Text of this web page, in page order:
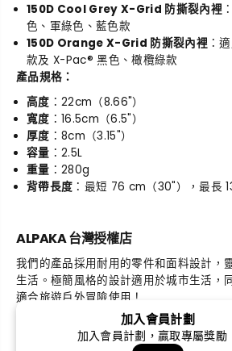
150D Cool Grey X-Grid 防撕裂內裡
色、軍綠色、藍色款
150D Orange X-Grid 防撕裂內裡 ：
款及 X-Pac® 黑色、橄欖綠款
產品規格：
高度 ：22cm（8.66"）
寬度 ：16.5cm（6.5"）
厚度 ：8cm（3.15"）
容量 ：2.5L
重量 ：280g
背帶長度 ：最短 76 cm（30"），最長
ALPAKA 台灣授權店
我們的產品採用耐用的零件和面料設計，
生活。極簡風格的設計適用於城市生活，
適合旅遊戶外冒險使用！
加入會員計劃
加入會員計劃，贏取專屬獎勵